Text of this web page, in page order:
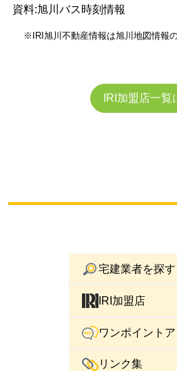
資料:旭川バス時刻情報
※IRI旭川不動産情報は旭川地図情報
IRI加盟店一覧
宅建業者を探す
IRI加盟店
ワンポイント
リンク集